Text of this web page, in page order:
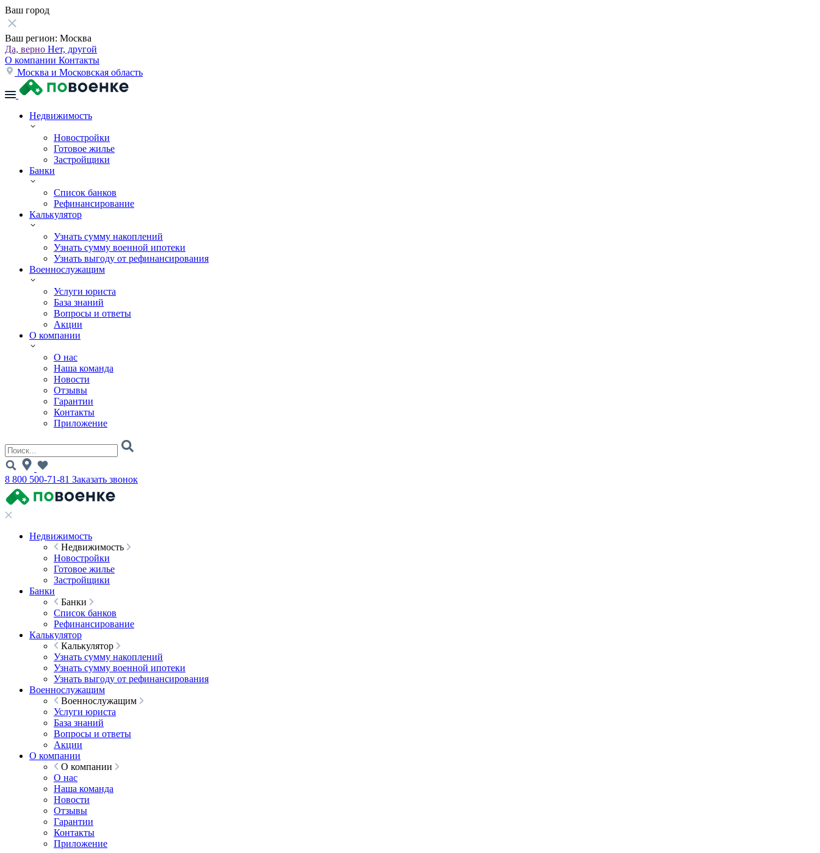
Ваш город
Ваш регион: Москва
Да, верно Нет, другой
О компании Контакты
Москва и Московская область
Недвижимость
Новостройки
Готовое жилье
Застройщики
Банки
Список банков
Рефинансирование
Калькулятор
Узнать сумму накоплений
Узнать сумму военной ипотеки
Узнать выгоду от рефинансирования
Военнослужащим
Услуги юриста
База знаний
Вопросы и ответы
Акции
О компании
О нас
Наша команда
Новости
Отзывы
Гарантии
Контакты
Приложение
8 800 500-71-81 Заказать звонок
Недвижимость
Недвижимость
Новостройки
Готовое жилье
Застройщики
Банки
Банки
Список банков
Рефинансирование
Калькулятор
Калькулятор
Узнать сумму накоплений
Узнать сумму военной ипотеки
Узнать выгоду от рефинансирования
Военнослужащим
Военнослужащим
Услуги юриста
База знаний
Вопросы и ответы
Акции
О компании
О компании
О нас
Наша команда
Новости
Отзывы
Гарантии
Контакты
Приложение